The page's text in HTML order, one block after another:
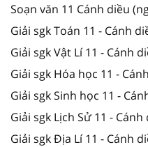
Soạn văn 11 Cánh diều
Giải sgk Toán 11 - Cánh
Giải sgk Vật Lí 11 - Cánh
Giải sgk Hóa học 11 -
Giải sgk Sinh học 11 -
Giải sgk Lịch Sử 11 - Cánh
Giải sgk Địa Lí 11 - Cánh